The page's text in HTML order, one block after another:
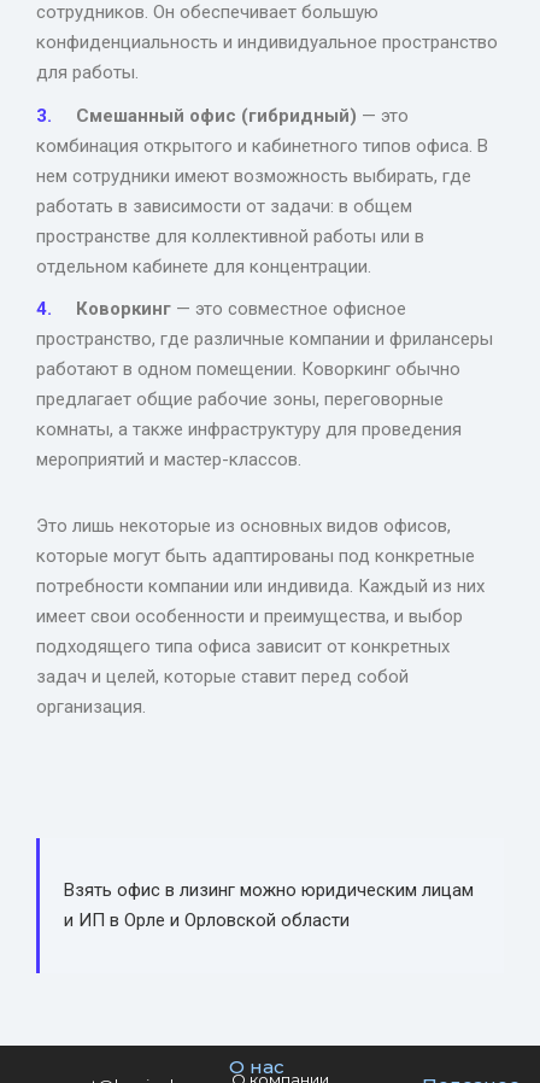
сотрудников. Он обеспечивает большую
конфиденциальность и индивидуальное пространство
для работы.
Смешанный офис (гибридный) — это
комбинация открытого и кабинетного типов офиса. В
нем сотрудники имеют возможность выбирать, где
работать в зависимости от задачи: в общем
пространстве для коллективной работы или в
отдельном кабинете для концентрации.
Коворкинг— это совместное офисное
пространство, где различные компании и фрилансеры
работают в одном помещении. Коворкинг обычно
предлагает общие рабочие зоны, переговорные
комнаты, а также инфраструктуру для проведения
мероприятий и мастер-классов.
Это лишь некоторые из основных видов офисов,
которые могут быть адаптированы под конкретные
потребности компании или индивида. Каждый из них
имеет свои особенности и преимущества, и выбор
подходящего типа офиса зависит от конкретных
задач и целей, которые ставит перед собой
организация.
Взять офис в лизинг можно юридическим лицам
и ИП в Орле и Орловской области
О нас